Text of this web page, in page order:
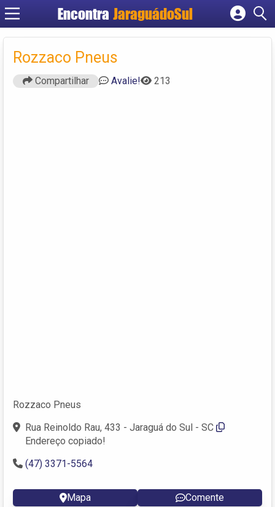
Encontra JaraguádoSul
Cadastrar empresa
Rozzaco Pneus
Compartilhar Avalie! 213
Rozzaco Pneus
Rua Reinoldo Rau, 433 - Jaraguá do Sul - SC
Endereço copiado!
(47) 3371-5564
Mapa Comente